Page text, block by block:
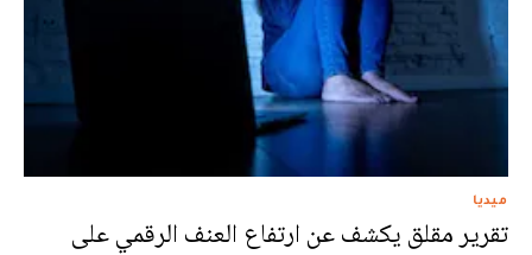
ميديا
تقرير مقلق يكشف عن ارتفاع العنف الرقمي على